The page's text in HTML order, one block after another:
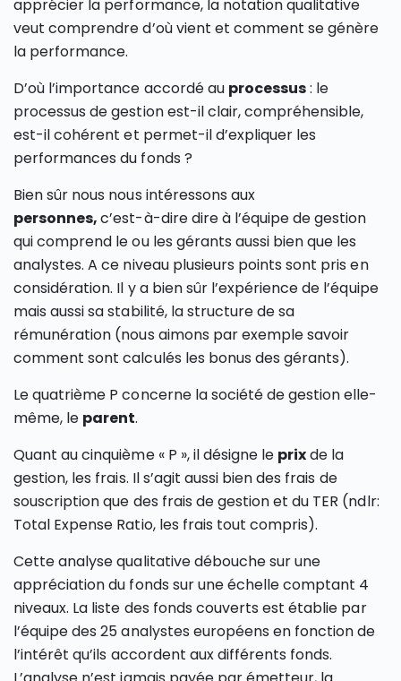
apprécier la performance, la notation qualitative
veut comprendre d’où vient et comment se génère
la performance.
D’où l’importance accordé au processus: le
processus de gestion est-il clair, compréhensible,
est-il cohérent et permet-il d’expliquer les
performances du fonds ?
Bien sûr nous nous intéressons aux
personnes,c’est-à-dire dire à l’équipe de gestion
qui comprend le ou les gérants aussi bien que les
analystes. A ce niveau plusieurs points sont pris en
considération. Il y a bien sûr l’expérience de l’équipe
mais aussi sa stabilité, la structure de sa
rémunération (nous aimons par exemple savoir
comment sont calculés les bonus des gérants).
Le quatrième P concerne la société de gestion elle-
même, le parent.
Quant au cinquième « P », il désigne le prixde la
gestion, les frais. Il s’agit aussi bien des frais de
souscription que des frais de gestion et du TER (ndlr:
Total Expense Ratio, les frais tout compris).
Cette analyse qualitative débouche sur une
appréciation du fonds sur une échelle comptant 4
niveaux. La liste des fonds couverts est établie par
l’équipe des 25 analystes européens en fonction de
l’intérêt qu’ils accordent aux différents fonds.